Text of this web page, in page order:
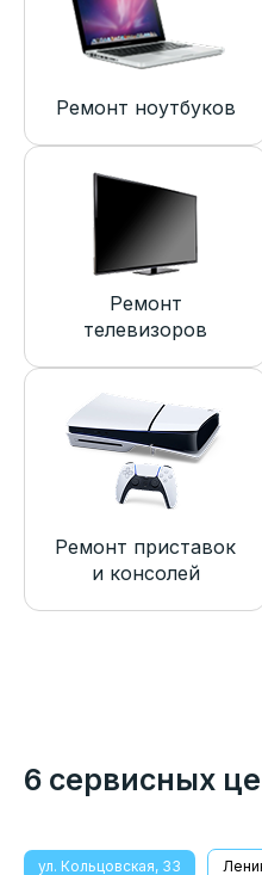
Ремонт ноутбуков
Ремонт
телевизоров
Ремонт приставок
и консолей
6 сервисных
ул. Кольцовская, 33